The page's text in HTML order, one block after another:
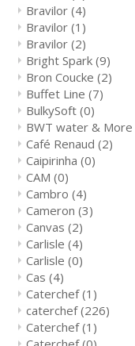
Bravilor (4)
Bravilor (1)
Bravilor (2)
Bright Spark (9)
Bron Coucke (2)
Buffet Line (7)
BulkySoft (0)
BWT water & More
Café Renaud (2)
Caipirinha (0)
CAM (0)
Cambro (4)
Cameron (3)
Canvas (2)
Carlisle (4)
Carlisle (0)
Cas (4)
Caterchef(1)
caterchef(226)
Caterchef(1)